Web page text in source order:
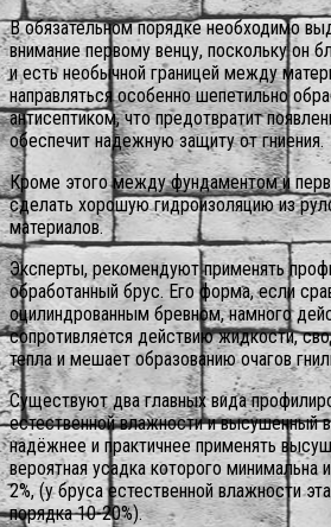
В обязательном порядке необходимо
внимание первому венцу, поскольку он
и есть необычной границей между
направляться особенно шепетильно
антисептиком, что предотвратит
обеспечит надежную защиту от гниения.
Кроме этого между фундаментом и
сделать хорошую гидроизоляцию из
материалов.
Эксперты, рекомендуют применять
обработанный брус. Его форма, если
оцилиндрованным бревном, намного
сопротивляется действию жидкости,
тепла и мешает образованию очагов
Существуют два главных вида
естественной влажности и высушенный
надёжнее и практичнее применять
вероятная усадка которого минимальна
2%, (у бруса естественной влажности
порядка 10-20%).